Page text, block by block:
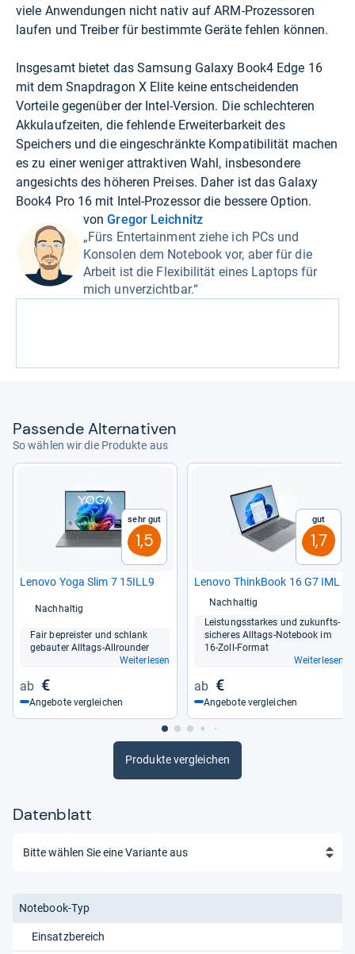
viele Anwendungen nicht nativ auf ARM-Prozessoren
laufen und Treiber für bestimmte Geräte fehlen können.
Insgesamt bietet das Samsung Galaxy Book4 Edge 16
mit dem Snapdragon X Elite keine entscheidenden
Vorteile gegenüber der Intel-Version. Die schlechteren
Akkulaufzeiten, die fehlende Erweiterbarkeit des
Speichers und die eingeschränkte Kompatibilität machen
es zu einer weniger attraktiven Wahl, insbesondere
angesichts des höheren Preises. Daher ist das Galaxy
Book4 Pro 16 mit Intel-Prozessor die bessere Option.
vonGregor Leichnitz
„Fürs Entertainment ziehe ich PCs und
Konsolen dem Notebook vor, aber für die
Arbeit ist die Flexibilität eines Laptops für
mich unverzichtbar.“
Pas­sende Alter­na­ti­ven
So wählen wir die Produkte aus
Sehr gut
1,5
Lenovo Yoga Slim 7 15ILL9
Nachhaltig
Fair bepreis­ter und schlank
gebau­ter All­tags-​All­roun­der
Weiterlesen
€
Angebote vergleichen
Gut
1,7
Lenovo Think­Book 16 G7 IML
Nachhaltig
Leis­tungs­star­kes und zukunfts­
si­che­res All­tags-​Note­book im
16-​Zoll-​For­mat
Weiterlesen
€
Angebote vergleichen
Produkte vergleichen
Datenblatt
Notebook-Typ
Einsatzbereich